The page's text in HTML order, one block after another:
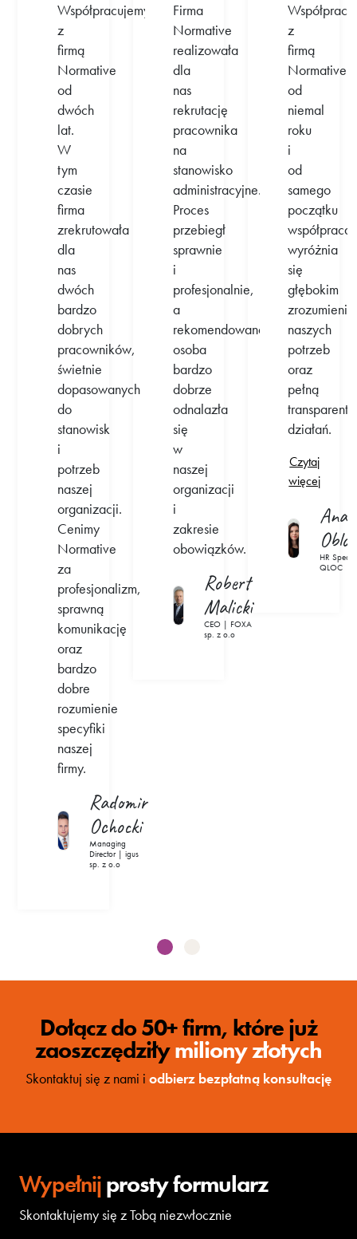
Współpracujemy
z
firmą
Normative
od
dwóch
lat.
W
tym
czasie
firma
zrekrutowała
dla
nas
dwóch
bardzo
dobrych
pracowników,
świetnie
dopasowanych
do
stanowisk
i
potrzeb
naszej
organizacji.
Cenimy
Normative
za
profesjonalizm,
sprawną
komunikację
oraz
bardzo
dobre
rozumienie
specyfiki
naszej
firmy.
Radomir
Ochocki
Managing
Director | igus
sp. z o.o
Firma
Normative
realizowała
dla
nas
rekrutację
pracownika
na
stanowisko
administracyjne.
Proces
przebiegł
sprawnie
i
profesjonalnie,
a
rekomendowana
osoba
bardzo
dobrze
odnalazła
się
w
naszej
organizacji
i
zakresie
obowiązków.
Robert
Malicki
CEO | FOXA
sp. z o.o
z
firmą
Normative
od
niemal
roku
i
od
samego
początku
współpraca
wyróżnia
się
głębokim
naszych
potrzeb
oraz
pełną
działań.
Czytaj
więcej
HR
QLOC
Dołącz do 50+ firm, które już
zaoszczędziłymiliony złotych
Skontaktuj się z nami i odbierz bezpłatną konsultację
Wypełnijprosty formularz
Skontaktujemy się z Tobą niezwłocznie